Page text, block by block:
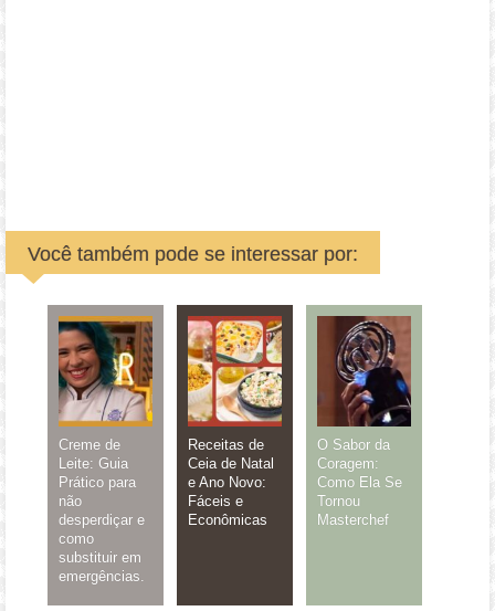
Você também pode se interessar por:
Creme de
Leite: Guia
Prático para
não
desperdiçar e
como
substituir em
emergências.
Receitas de
Ceia de Natal
e Ano Novo:
Fáceis e
Econômicas
O Sabor da
Coragem:
Como Ela Se
Tornou
Masterchef